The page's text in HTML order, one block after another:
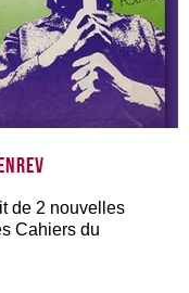
de 2 nouvelles
Cahiers du